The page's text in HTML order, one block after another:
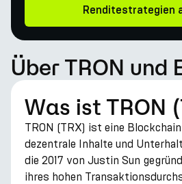
Renditestrategien
Über TRON und
Was ist TRON
TRON (TRX) ist eine
dezentrale Inhalte und
die 2017 von Justin Sun
ihres hohen